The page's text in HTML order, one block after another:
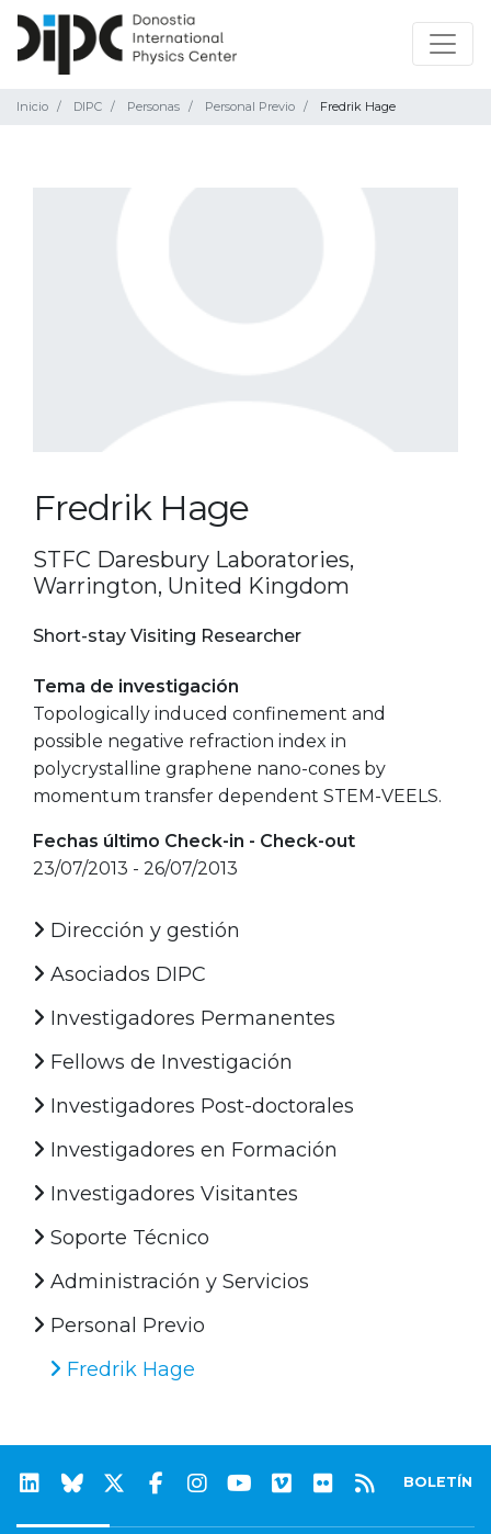
Inicio DIPC Personas Personal Previo Fredrik Hage
Fredrik Hage
STFC Daresbury Laboratories,
Warrington, United Kingdom
Short-stay Visiting Researcher
Tema de investigación
Topologically induced confinement and
possible negative refraction index in
polycrystalline graphene nano-cones by
momentum transfer dependent STEM-VEELS.
Fechas último Check-in - Check-out
23/07/2013 - 26/07/2013
Dirección y gestión
Asociados DIPC
Investigadores Permanentes
Fellows de Investigación
Investigadores Post-doctorales
Investigadores en Formación
Investigadores Visitantes
Soporte Técnico
Administración y Servicios
Personal Previo
Fredrik Hage
BOLETÍN